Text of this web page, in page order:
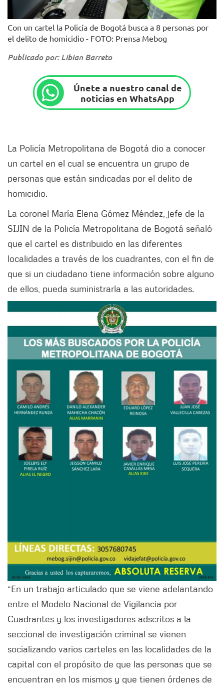
Con un cartel la Policía de Bogotá busca a 8 personas por
el delito de homicidio - FOTO: Prensa Mebog
Publicado por: Libian Barreto
Únete a nuestro canal de
noticias en WhatsApp
La Policía Metropolitana de Bogotá dio a conocer
un cartel en el cual se encuentra un grupo de
personas que están sindicadas por el delito de
homicidio.
La coronel María Elena Gómez Méndez, jefe de la
SIJIN de la Policía Metropolitana de Bogotá señaló
que el cartel es distribuido en las diferentes
localidades a través de los cuadrantes, con el fin de
que si un ciudadano tiene información sobre alguno
de ellos, pueda suministrarla a las autoridades.
“En un trabajo articulado que se viene adelantando
entre el Modelo Nacional de Vigilancia por
Cuadrantes y los investigadores adscritos a la
seccional de investigación criminal se vienen
socializando varios carteles en las localidades de la
capital con el propósito de que las personas que se
encuentran en los mismos y que tienen órdenes de